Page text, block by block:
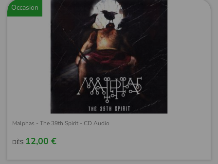
Occasion
Malphas - The 39th Spirit - CD Audio
DÈS 12,00 €